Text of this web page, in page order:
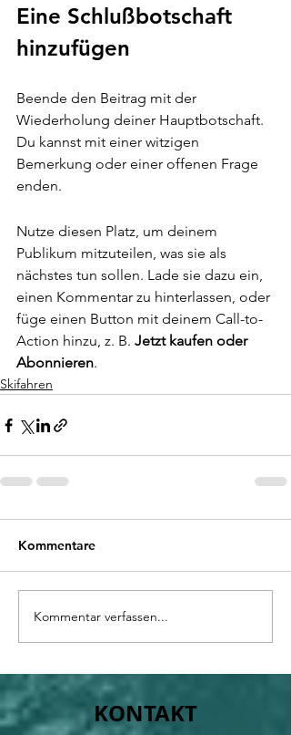
Eine Schlußbotschaft
hinzufügen
Beende den Beitrag mit der
Wiederholung deiner Hauptbotschaft.
Du kannst mit einer witzigen
Bemerkung oder einer offenen Frage
enden.
Nutze diesen Platz, um deinem
Publikum mitzuteilen, was sie als
nächstes tun sollen. Lade sie dazu ein,
einen Kommentar zu hinterlassen, oder
füge einen Button mit deinem Call-to-
Action hinzu, z. B. Jetzt kaufen oder
Abonnieren.
Skifahren
Kommentare
Kommentar verfassen...
KONTAKT